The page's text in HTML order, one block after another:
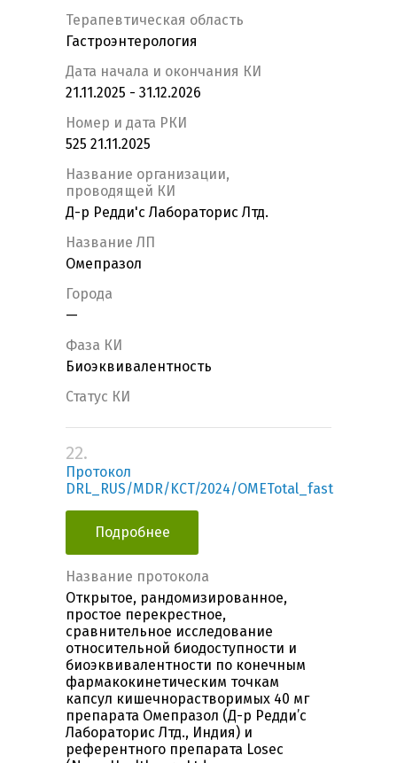
Терапевтическая область
Гастроэнтерология
Дата начала и окончания КИ
21.11.2025 - 31.12.2026
Номер и дата РКИ
525 21.11.2025
Название организации,
проводящей КИ
Д-р Редди'с Лабораторис Лтд.
Название ЛП
Омепразол
Города
—
Фаза КИ
Биоэквивалентность
Статус КИ
22.
Протокол
DRL_RUS/MDR/KCT/2024/OMETotal_fast
Подробнее
Название протокола
Открытое, рандомизированное,
простое перекрестное,
сравнительное исследование
относительной биодоступности и
биоэквивалентности по конечным
фармакокинетическим точкам
капсул кишечнорастворимых 40 мг
препарата Омепразол (Д-р Редди’с
Лабораторис Лтд., Индия) и
референтного препарата Losec